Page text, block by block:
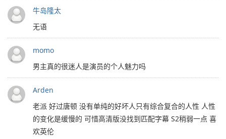
牛岛隆太
无语
momo
男主真的很迷人是演员的个人魅力吗
Arden
老派 好过唐顿 没有单纯的好坏人只有综合复合的人性 人性
的变化是缓慢的 可惜高清版没找到匹配字幕 S2稍弱一点 喜
欢英伦